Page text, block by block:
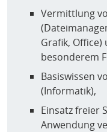
Vermittlung
Grafik,
besonderem
Basiswissen
(Informatik),
Einsatz freier
Anwendung